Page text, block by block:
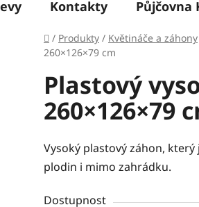
Kontakty Půjčovna
Domů
/ Produkty / Květináče a záhony
260×126×79 cm
Plastový
260×126×79
Vysoký plastový záhon,
plodin i mimo zahrádku.
Dostupnost